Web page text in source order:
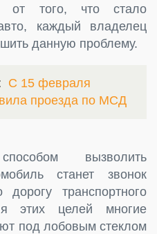
от того, что стало
каждый владелец
данную проблему.
С 15 февраля
проезда по МСД
вызволить
станет звонок
дорогу транспортного
этих целей многие
под лобовым стеклом